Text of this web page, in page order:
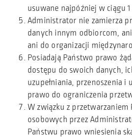
usuwane najpóźniej w ciągu
Administrator nie zamierza
danych innym odbiorcom,
ani do organizacji
Posiadają Państwo prawo
dostępu do swoich danych,
uzupełniania, przenoszenia i
prawo do ograniczenia
W związku z przetwarzaniem
osobowych przez
Państwu prawo wniesienia